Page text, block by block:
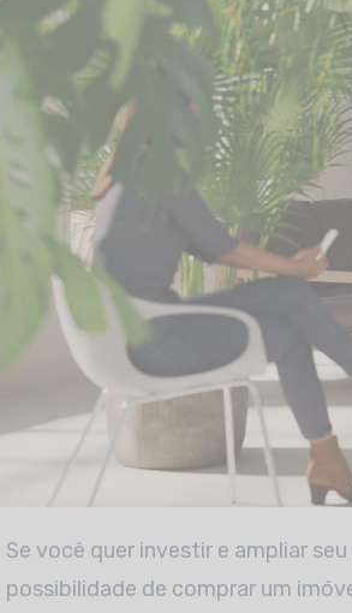
Se você quer investir e ampliar seu patrimônio, com certeza já deve ter pensado na
possibilidade de comprar um